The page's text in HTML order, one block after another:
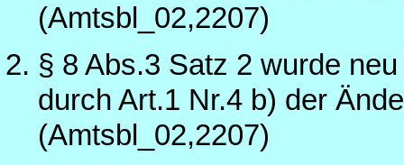
(Amtsbl_02,2207)
§ 8 Abs.3 Satz 2 wurde
durch Art.1 Nr.4 b) der
(Amtsbl_02,2207)